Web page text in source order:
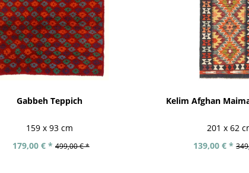
Gabbeh Teppich
159 x 93 cm
179,00 € * 499,00 € *
Kelim Afghan
201 x 62
139,00 € *